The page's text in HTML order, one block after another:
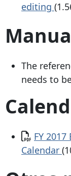
editing
The
needs to
Documento
FY
Calendar